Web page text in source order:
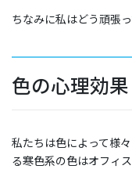
ちなみに私はどう頑張
色の心理効果
私たちは色によって様
る寒色系の色はオフィ